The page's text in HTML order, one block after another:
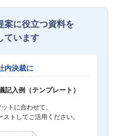
案に役立つ資料を
ています
内決裁に
記入例（テンプレート）
トに合わせて、
トしてご活用ください。